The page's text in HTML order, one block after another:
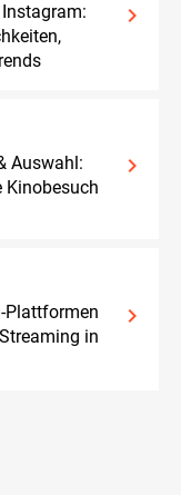
keyboard_arrow_right
Auswahl:
Kinobesuch
keyboard_arrow_right
Plattformen
in
keyboard_arrow_right